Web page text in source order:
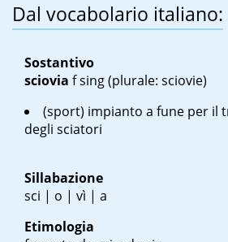
Dal vocabolario italiano:
Sostantivo
sciovia f sing(plurale: sciovie)
(sport) impianto a fune per il
degli sciatori
Sillabazione
sci | o | vì | a
Etimologia